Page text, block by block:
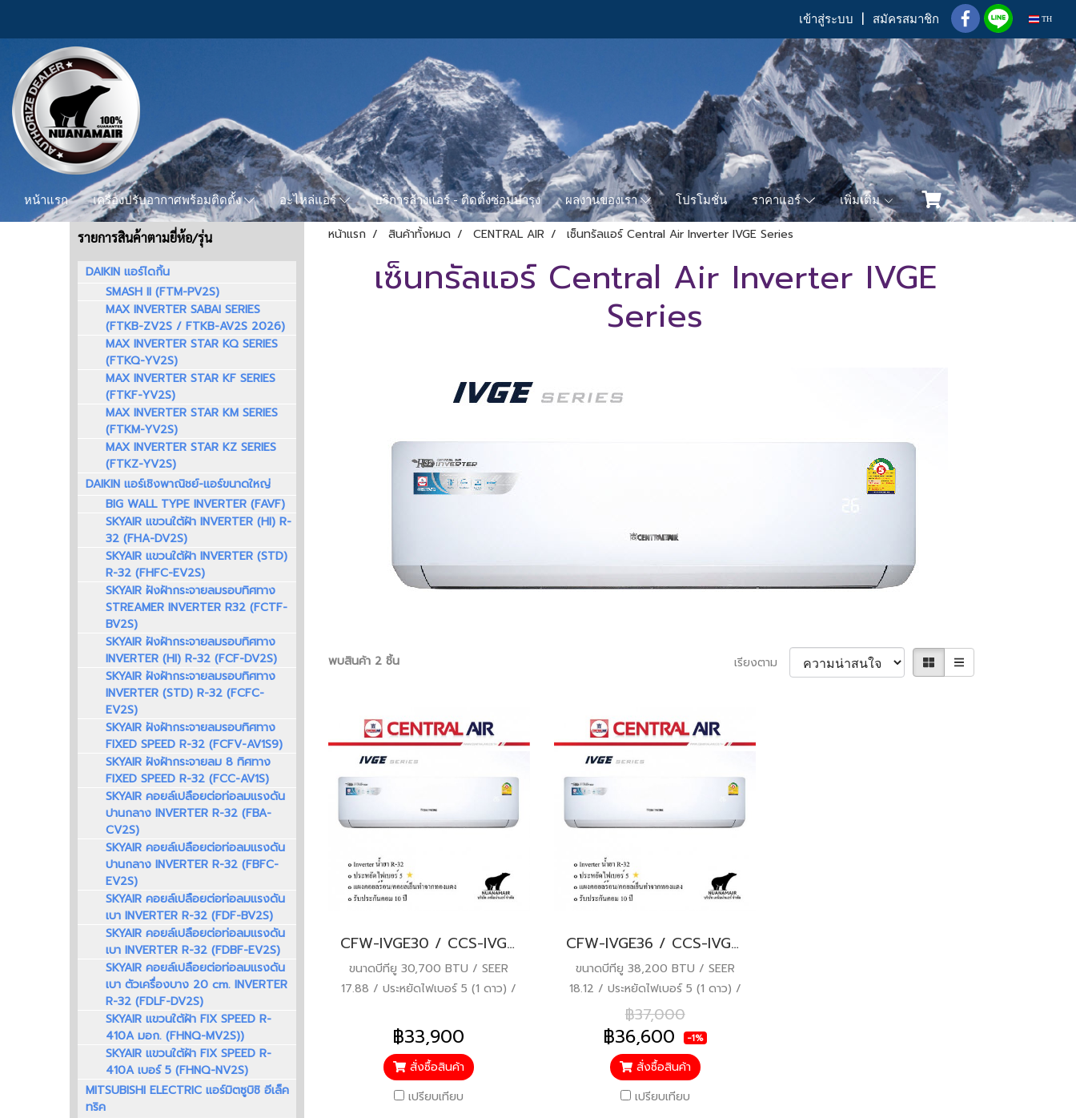
เข้าสู่ระบบ สมัครสมาชิก TH
หน้าแรก เครื่องปรับอากาศพร้อมติดตั้ง อะไหล่แอร์ บริการล้างแอร์ - ติดตั้งซ่อมบำรุง ผลงานของเรา โปรโมชั่น ราคาแอร์ เพิ่มเติม
หน้าแรก สินค้าทั้งหมด CENTRAL AIR เซ็นทรัลแอร์ Central Air Inverter IVGE Series
เซ็นทรัลแอร์ Central Air Inverter IVGE
Series
พบสินค้า 2 ชิ้น เรียงตาม
CFW-IVGE30 / CCS-IVGE30 เซ็นทรัลแอร์ อินเวอร์เตอร์ (CENTRAL AIR) Inverter R32 30,700 BTU. พร้อมบริการติดตั้ง
ขนาดบีทียู 30,700 BTU / SEER
17.88 / ประหยัดไฟเบอร์ 5 (1 ดาว) /
/ รับประกันคอมเพรสเซอร์ 10 ปี
อะไหล่ 2 ปี / ราคารวมติดตั้งแล้ว*
฿33,900
สั่งซื้อสินค้า
เปรียบเทียบ
CFW-IVGE36 / CCS-IVGE36 เซ็นทรัลแอร์ อินเวอร์เตอร์ (CENTRAL AIR) Inverter R32 38,200 BTU. พร้อมบริการติดตั้ง
ขนาดบีทียู 38,200 BTU / SEER
18.12 / ประหยัดไฟเบอร์ 5 (1 ดาว) /
มอก. 2134-2553 / คอยล์ทองแดง
/ รับประกันคอมเพรสเซอร์ 10 ปี
อะไหล่ 2 ปี / ราคารวมติดตั้งแล้ว*
฿37,000
฿36,600 -1%
สั่งซื้อสินค้า
เปรียบเทียบ
รายการสินค้าตามยี่ห้อ/รุ่น
DAIKIN แอร์ไดกิ้น
SMASH II (FTM-PV2S)
MAX INVERTER SABAI SERIES
(FTKB-ZV2S / FTKB-AV2S 2026)
MAX INVERTER STAR KQ SERIES
(FTKQ-YV2S)
MAX INVERTER STAR KF SERIES
(FTKF-YV2S)
MAX INVERTER STAR KM SERIES
(FTKM-YV2S)
MAX INVERTER STAR KZ SERIES
(FTKZ-YV2S)
DAIKIN แอร์เชิงพาณิชย์-แอร์ขนาดใหญ่
BIG WALL TYPE INVERTER (FAVF)
SKYAIR แขวนใต้ฝ้า INVERTER (HI) R-
32 (FHA-DV2S)
SKYAIR แขวนใต้ฝ้า INVERTER (STD)
R-32 (FHFC-EV2S)
SKYAIR ฝังฝ้ากระจายลมรอบทิศทาง
STREAMER INVERTER R32 (FCTF-
BV2S)
SKYAIR ฝังฝ้ากระจายลมรอบทิศทาง
INVERTER (HI) R-32 (FCF-DV2S)
SKYAIR ฝังฝ้ากระจายลมรอบทิศทาง
INVERTER (STD) R-32 (FCFC-
EV2S)
SKYAIR ฝังฝ้ากระจายลมรอบทิศทาง
FIXED SPEED R-32 (FCFV-AV1S9)
SKYAIR ฝังฝ้ากระจายลม 8 ทิศทาง
FIXED SPEED R-32 (FCC-AV1S)
SKYAIR คอยล์เปลือยต่อท่อลมแรงดัน
ปานกลาง INVERTER R-32 (FBA-
CV2S)
SKYAIR คอยล์เปลือยต่อท่อลมแรงดัน
ปานกลาง INVERTER R-32 (FBFC-
EV2S)
SKYAIR คอยล์เปลือยต่อท่อลมแรงดัน
เบา INVERTER R-32 (FDF-BV2S)
SKYAIR คอยล์เปลือยต่อท่อลมแรงดัน
เบา INVERTER R-32 (FDBF-EV2S)
SKYAIR คอยล์เปลือยต่อท่อลมแรงดัน
เบา ตัวเครื่องบาง 20 cm. INVERTER
R-32 (FDLF-DV2S)
SKYAIR แขวนใต้ฝ้า FIX SPEED R-
410A มอก. (FHNQ-MV2S))
SKYAIR แขวนใต้ฝ้า FIX SPEED R-
410A เบอร์ 5 (FHNQ-NV2S)
MITSUBISHI ELECTRIC แอร์มิตซูบิชิ อีเล็ค
ทริค